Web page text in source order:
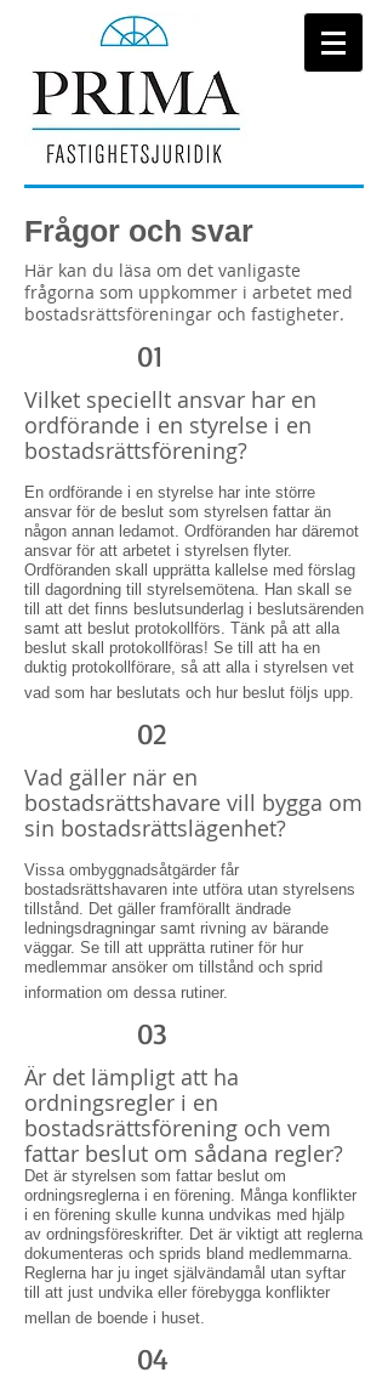
Frågor och svar
Här kan du läsa om det vanligaste
frågorna som uppkommer i arbetet med
bostadsrättsföreningar och fastigheter.
01
Vilket speciellt ansvar har en
ordförande i en styrelse i en
bostadsrättsförening?
En ordförande i en styrelse har inte större
ansvar för de beslut som styrelsen fattar än
någon annan ledamot. Ordföranden har däremot
ansvar för att arbetet i styrelsen flyter.
Ordföranden skall upprätta kallelse med förslag
till dagordning till styrelsemötena. Han skall se
till att det finns beslutsunderlag i beslutsärenden
samt att beslut protokollförs. Tänk på att alla
beslut skall protokollföras! Se till att ha en
duktig protokollförare, så att alla i styrelsen vet
vad som har beslutats och hur beslut följs upp.
02
Vad gäller när en
bostadsrättshavare vill bygga om
sin bostadsrättslägenhet?
Vissa ombyggnadsåtgärder får
bostadsrättshavaren inte utföra utan styrelsens
tillstånd. Det gäller framförallt ändrade
ledningsdragningar samt rivning av bärande
väggar. Se till att upprätta rutiner för hur
medlemmar ansöker om tillstånd och sprid
information om dessa rutiner.
03
Är det lämpligt att ha
ordningsregler i en
bostadsrättsförening och vem
fattar beslut om sådana regler?
Det är styrelsen som fattar beslut om
ordningsreglerna i en förening. Många konflikter
i en förening skulle kunna undvikas med hjälp
av ordningsföreskrifter. Det är viktigt att reglerna
dokumenteras och sprids bland medlemmarna.
Reglerna har ju inget självändamål utan syftar
till att just undvika eller förebygga konflikter
mellan de boende i huset.
04